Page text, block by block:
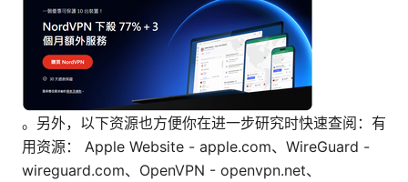
。另外，以下资源也方便你在进一步研究时快速查阅：有
用资源： Apple Website - apple.com、WireGuard -
wireguard.com、OpenVPN - openvpn.net、